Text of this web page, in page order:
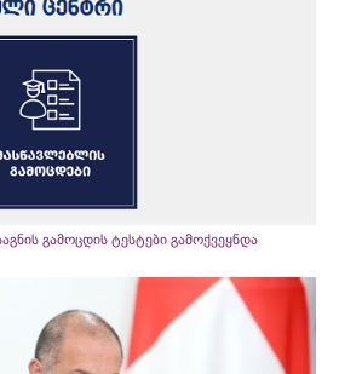
გამოცდის ტესტები გამოქვეყნდა